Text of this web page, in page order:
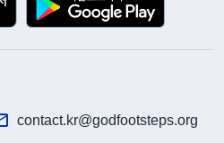
는지만 중요하게 여겼습니
쓰다 보니, 다방면으로 특
력하는 주변 형제자매들을
을 드러낼 수 있기를 바랐
contact.kr@godfootsteps.org